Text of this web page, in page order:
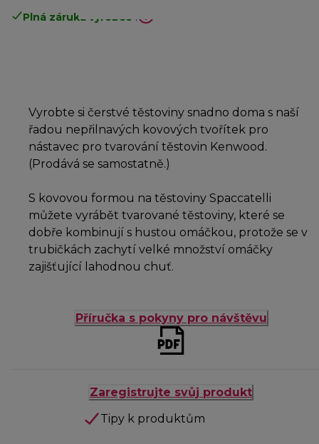
Plná záruka výrobce .
Vyrobte si čerstvé těstoviny snadno doma s naší
řadou nepřilnavých kovových tvořítek pro
nástavec pro tvarování těstovin Kenwood.
(Prodává se samostatně.)
S kovovou formou na těstoviny Spaccatelli
můžete vyrábět tvarované těstoviny, které se
dobře kombinují s hustou omáčkou, protože se v
trubičkách zachytí velké množství omáčky
zajišťující lahodnou chuť.
Příručka s pokyny pro návštěvu
Zaregistrujte svůj produkt
Tipy k produktům